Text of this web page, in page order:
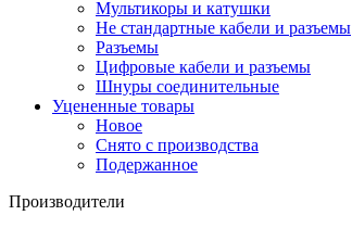
Мультикоры и катушки
Не стандартные кабели и разъемы
Разъемы
Цифровые кабели и разъемы
Шнуры соединительные
Уцененные товары
Новое
Снято с производства
Подержанное
Производители